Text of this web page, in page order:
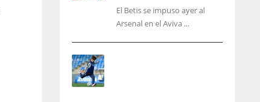
El Betis se impuso ayer al
Arsenal en el Aviva ...